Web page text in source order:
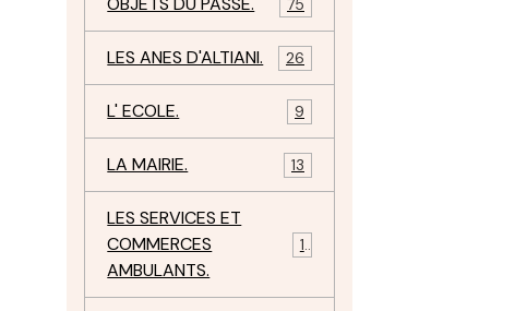
75
LES ANES D'ALTIANI. 26
L' ECOLE. 9
LA MAIRIE. 13
LES SERVICES ET
COMMERCES
AMBULANTS.
11